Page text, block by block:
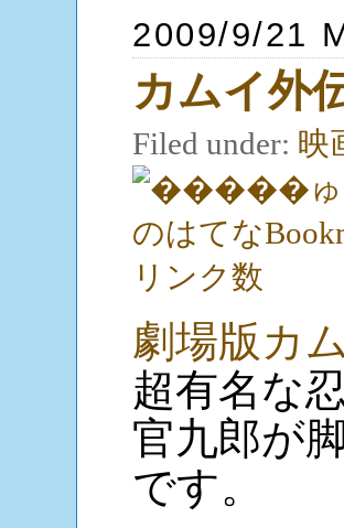
2009/9/21
カムイ外
Filed under: 映
劇場版カ
超有名な
官九郎が
です。